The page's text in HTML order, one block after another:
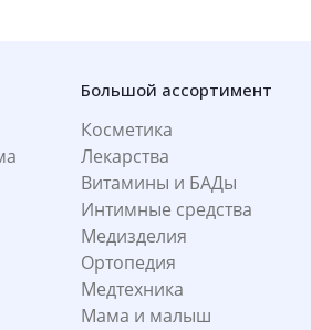
Большой ассортимент
Косметика
Лекарства
Витамины и БАДы
Интимные средства
Медизделия
Ортопедия
Медтехника
Мама и малыш